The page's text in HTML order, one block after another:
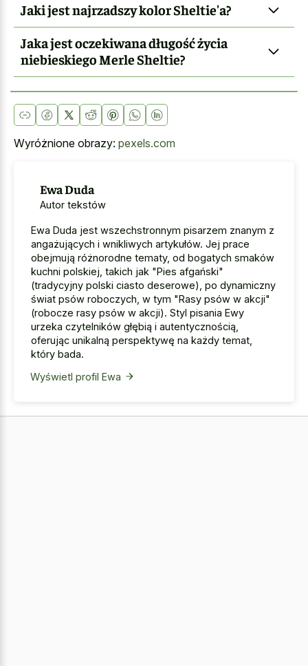
Jaki jest najrzadszy kolor Sheltie'a?
Jaka jest oczekiwana długość życia
niebieskiego Merle Sheltie?
Wyróżnione obrazy: pexels.com
Ewa Duda
Autor tekstów
Ewa Duda jest wszechstronnym pisarzem znanym z
angażujących i wnikliwych artykułów. Jej prace
obejmują różnorodne tematy, od bogatych smaków
kuchni polskiej, takich jak "Pies afgański"
(tradycyjny polski ciasto deserowe), po dynamiczny
świat psów roboczych, w tym "Rasy psów w akcji"
(robocze rasy psów w akcji). Styl pisania Ewy
urzeka czytelników głębią i autentycznością,
oferując unikalną perspektywę na każdy temat,
który bada.
Wyświetl profil Ewa